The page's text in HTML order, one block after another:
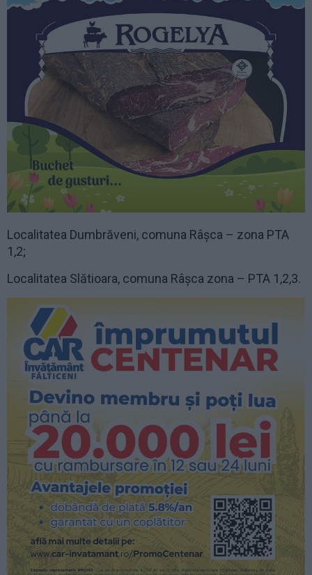
Localitatea Dumbrăveni, comuna Râșca – zona PTA
1,2;
Localitatea Slătioara, comuna Râșca zona – PTA 1,2,3.